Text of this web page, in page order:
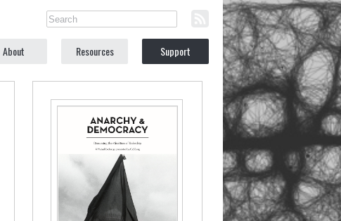
About Resources Support